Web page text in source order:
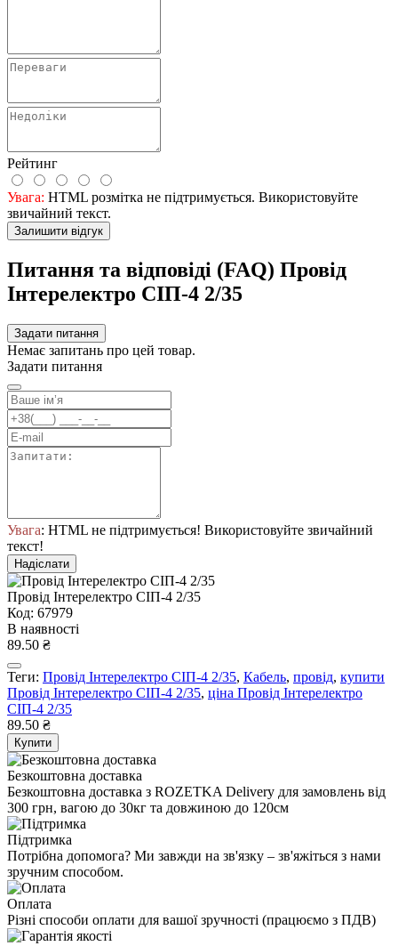
Рейтинг
Увага: HTML розмітка не підтримується. Використовуйте
звичайний текст.
Залишити відгук
Питання та відповіді (FAQ) Провід
Інтерелектро СІП-4 2/35
Задати питання
Немає запитань про цей товар.
Задати питання
Увага: HTML не підтримується! Використовуйте звичайний
текст!
Надіслати
Провід Інтерелектро СІП-4 2/35
Код: 67979
В наявності
89.50 ₴
Теги: Провід Інтерелектро СІП-4 2/35, Кабель, провід, купити
Провід Інтерелектро СІП-4 2/35, ціна Провід Інтерелектро
СІП-4 2/35
89.50 ₴
Купити
Безкоштовна доставка
Безкоштовна доставка з ROZETKA Delivery для замовлень від
300 грн, вагою до 30кг та довжиною до 120см
Підтримка
Потрібна допомога? Ми завжди на зв'язку – зв'яжіться з нами
зручним способом.
Оплата
Різні способи оплати для вашої зручності (працюємо з ПДВ)